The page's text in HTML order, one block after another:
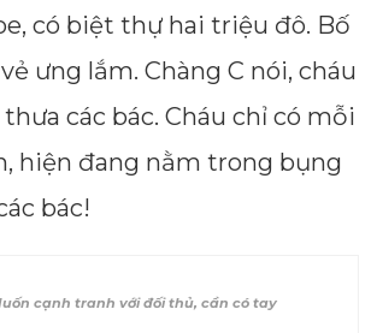
có biệt thự hai triệu đô. Bố
ưng lắm. Chàng C nói, cháu
các bác. Cháu chỉ có mỗi
hiện đang nằm trong bụng
bác!
cạnh tranh với đối thủ, cần có tay